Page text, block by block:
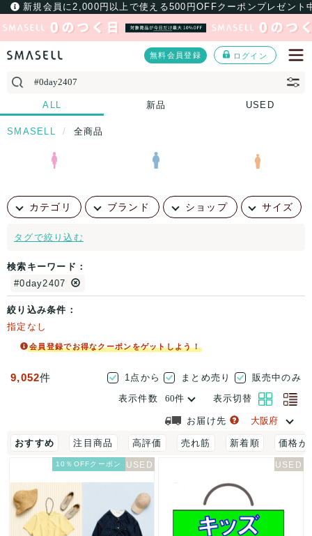
新規会員に2,000円以上で使える500円OFFクーポンプレゼント
無料会員登録 ログイン
ALL 新品 USED
SMASELL 全商品
カテゴリ ブランド ショップ サイズ
タグで絞り込む
検索キーワード：
#0day2407
絞り込み条件：
指定なし
会員登録でお得なクーポンをゲットしよう！
9,052件 1点から まとめ売り
販売中のみ
表示件数
表示切替
お届け先
おすすめ 注目商品 高評価 売れ筋 新着順 価格が
10％OFFクーポン